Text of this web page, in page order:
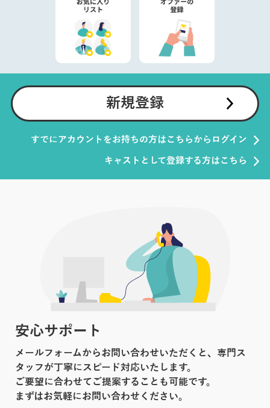
新規登録
すでにアカウントをお持ちの方はこちらからログイン
キャストとして登録する方はこちら
安心サポート
メールフォームからお問い合わせいただくと、専門ス
タッフが丁寧にスピード対応いたします。
ご要望に合わせてご提案することも可能です。
まずはお気軽にお問い合わせください。